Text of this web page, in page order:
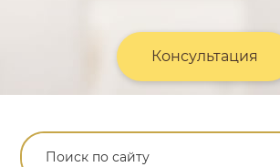
Консультация